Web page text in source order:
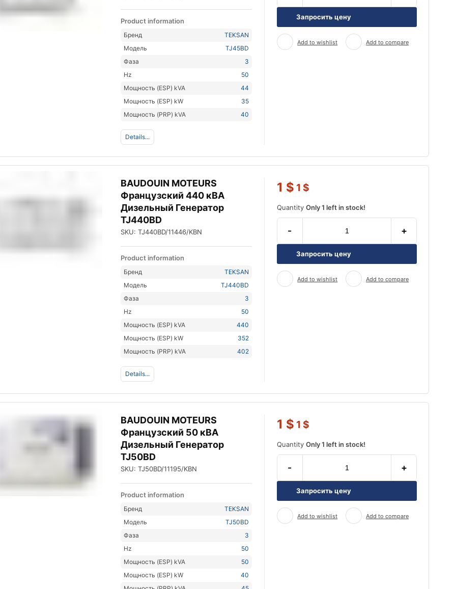
Product information
Бренд
TEKSAN
Модель
TJ45BD
Фаза
3
Hz
50
Мощность (ESP) kVA
44
Мощность (ESP) kW
35
Мощность (PRP) kVA
40
Details...
Запросить цену
Add to wishlist Add to compare
BAUDOUIN MOTEURS
Французский 440 кВА
Дизельный Генератор
TJ440BD
SKU: TJ440BD/11446/KBN
Product information
Бренд
TEKSAN
Модель
TJ440BD
Фаза
3
Hz
50
Мощность (ESP) kVA
440
Мощность (ESP) kW
352
Мощность (PRP) kVA
402
Details...
1 $ 1 $
QuantityOnly 1 left in stock!
- +
Запросить цену
Add to wishlist Add to compare
BAUDOUIN MOTEURS
Французский 50 кВА
Дизельный Генератор
TJ50BD
SKU: TJ50BD/11195/KBN
Product information
Бренд
TEKSAN
Модель
TJ50BD
Фаза
3
Hz
50
Мощность (ESP) kVA
50
Мощность (ESP) kW
40
1 $ 1 $
QuantityOnly 1 left in stock!
- +
Запросить цену
Add to wishlist Add to compare